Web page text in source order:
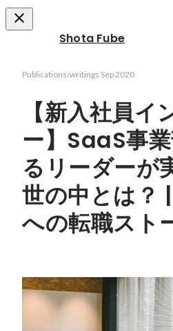
Shota Fube
Publications/writings Sep 2020
【新入社員イ
ー】SaaS事
るリーダーが
世の中とは？
への転職スト